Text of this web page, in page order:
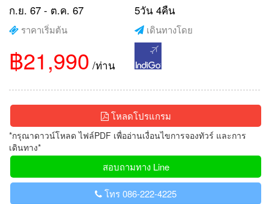
ก.ย. 67 - ต.ค. 67 5วัน 4คืน
ราคาเริ่มต้น
฿21,990 /ท่าน
เดินทางโดย
โหลดโปรแกรม
*กรุณาดาวน์โหลด ไฟล์PDF เพื่ออ่านเงื่อนไขการจองทัวร์ และการ
เดินทาง*
สอบถามทาง Line
โทร 086-222-4225